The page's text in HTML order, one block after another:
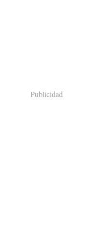
Publicidad